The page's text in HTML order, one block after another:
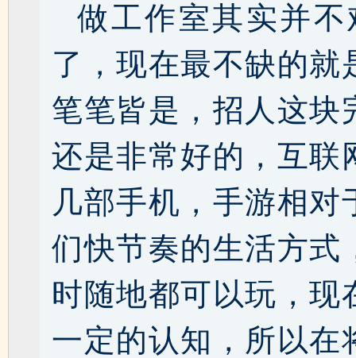
做工作室其实并
了，现在最不缺的就
笔笔皆是，招人这块
还是非常好的，互联
几部手机，手游相
们快节奏的生活方式
时随地都可以玩，现
一定的认知，所以在